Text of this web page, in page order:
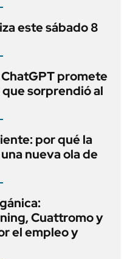
este sábado 8
promete
sorprendió al
por qué la
nueva ola de
Cuattromo y
el empleo y